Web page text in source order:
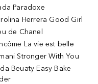
Paradoxe
Herrera Good Girl
de Chanel
La vie est belle
Stronger With You
Beuaty Easy Bake